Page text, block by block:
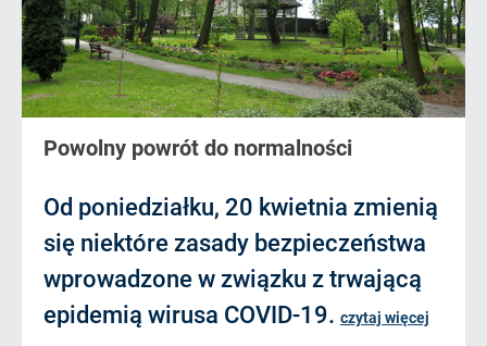
Powolny powrót do normalności
Od poniedziałku, 20 kwietnia zmienią
się niektóre zasady bezpieczeństwa
wprowadzone w związku z trwającą
epidemią wirusa COVID-19. czytaj więcej